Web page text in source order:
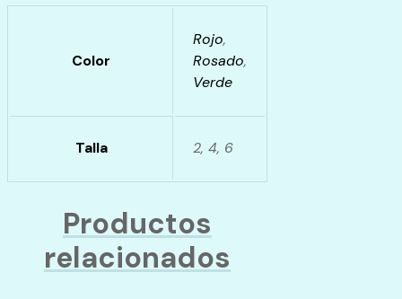
Color
Rojo,
Rosado,
Verde
Talla 2, 4, 6
Productos
relacionados